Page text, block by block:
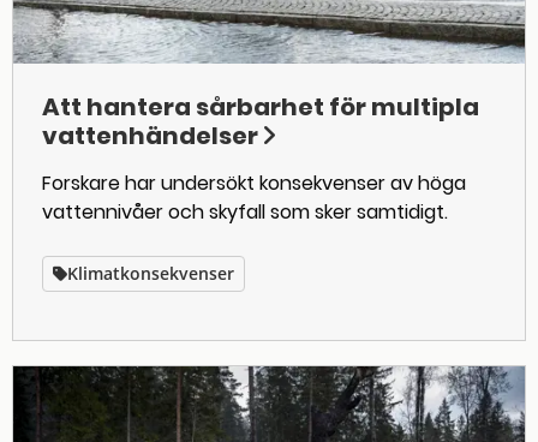
Att hantera sårbarhet för multipla
vattenhändelser
Forskare har undersökt konsekvenser av höga
vattennivåer och skyfall som sker samtidigt.
Klimatkonsekvenser